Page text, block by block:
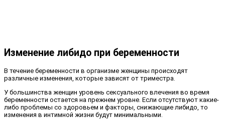
Изменение либидо при беременности
В течение беременности в организме женщины происходят
различные изменения, которые зависят от триместра.
У большинства женщин уровень сексуального влечения во время
беременности остается на прежнем уровне. Если отсутствуют какие-
либо проблемы со здоровьем и факторы, снижающие либидо, то
изменения в интимной жизни будут минимальными.